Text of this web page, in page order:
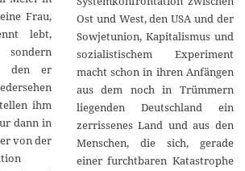
Frau,
lebt,
sondern
den er
ihm
dann in
von der
Ost und West, den USA und der
Sowjetunion, Kapitalismus und
sozialistischem Experiment
macht schon in ihren Anfängen
aus dem noch in Trümmern
liegenden Deutschland ein
zerrissenes Land und aus den
Menschen, die sich, gerade
einer furchtbaren Katastrophe